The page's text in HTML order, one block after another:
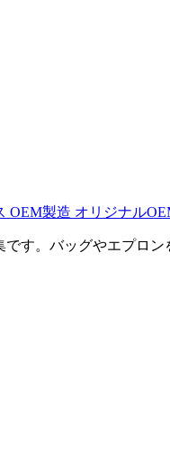
OEM製造 オリジナル
す。バッグやエプロ